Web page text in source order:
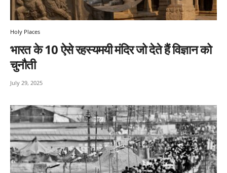
Holy Places
भारत के 10 ऐसे रहस्यमयी मंदिर जो देते हैं विज्ञान को
चुनौती
July 29, 2025